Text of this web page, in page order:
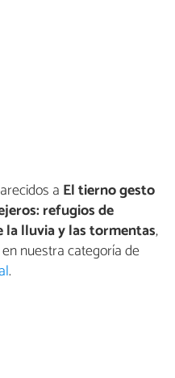
a El tierno gesto
refugios de
lluvia y las tormentas,
nuestra categoría de
.